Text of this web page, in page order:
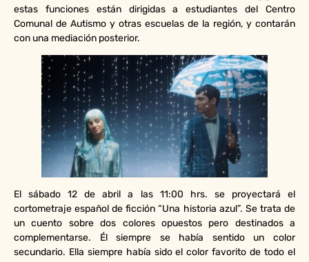
estas funciones están dirigidas a estudiantes del Centro
Comunal de Autismo y otras escuelas de la región, y contarán
con una mediación posterior.
El sábado 12 de abril a las 11:00 hrs. se proyectará el
cortometraje español de ficción “Una historia azul”. Se trata de
un cuento sobre dos colores opuestos pero destinados a
complementarse. Él siempre se había sentido un color
secundario. Ella siempre había sido el color favorito de todo el